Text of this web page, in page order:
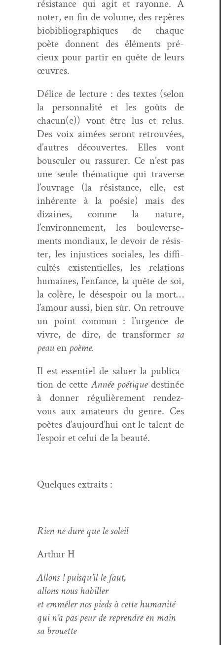
résis­tance qui agit et ray­onne. À
not­er, en fin de vol­ume, desrepères
bio­bib­li­ographiquesde chaque
poète don­nent des élé­ments pré­
cieux pour par­tir en quête de leurs
œuvres.
Délice de lec­ture : des textes (selon
la per­son­nal­ité et les goûts de
chacun(e)) vont être lus et relus.
Des voix aimées seront retrou­vées,
d’autres décou­vertes. Elles vont
bous­culer ou ras­sur­er. Ce n’est pas
une seule thé­ma­tique qui tra­verse
l’ouvrage (la résis­tance, elle, est
inhérente à la poésie) mais des
dizaines, comme la nature,
l’environnement, les boule­verse­
ments mon­di­aux, le devoir de résis­
ter, les injus­tices sociales, les dif­fi­
cultés exis­ten­tielles, les rela­tions
humaines, l’enfance, la quête de soi,
la colère, le dés­espoir ou la mort…
l’amour aus­si, bien sûr. On retrou­ve
un point com­mun : l’urgence de
vivre, de dire, de trans­formersa
peauen poème.
Il est essen­tiel de saluer la pub­li­ca­
tion de cetteAnnée poé­tiquedes­tinée
à don­ner régulière­ment ren­dez-
vous aux ama­teurs du genre. Ces
poètes d’aujourd’hui ont le tal­ent de
l’espoir et celui de la beauté.
Quelques extraits :
Rien ne dure que le soleil
Arthur H
Allons ! puisqu’il le faut,
allons nous habiller
et emmêler nos pieds à cette humanité
qui n’a pas peur de repren­dre en main
sa brouette